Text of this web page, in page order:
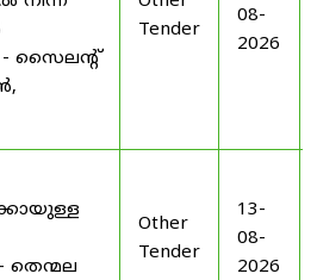
സൈലന്റ്
Tender
08-
2026
തെന്മല
Other
Tender
13-
08-
2026